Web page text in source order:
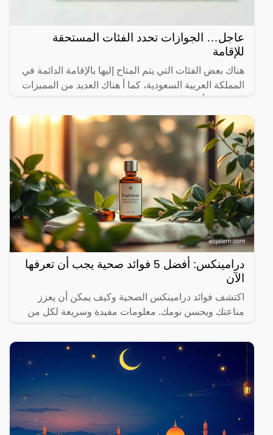
عاجل… الجوازات تحدد الفئات المستحقة
للإقامة
هناك بعض الفئات التي يتم المتاح إليها بالإقامة الدائمة في
المملكة العربية السعودية، كما أ هناك العديد من المميزات
درامينكس: أفضل 5 فوائد صحية يجب أن تعرفها
الآن
اكتشف فوائد درامينكس الصحية وكيف يمكن أن يعزز
مناعتك ويحسن نومك. معلومات مفيدة وسريعة لكل من